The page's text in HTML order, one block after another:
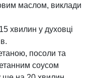
маслом, виклади
хвилин у духовці
посоли та
соусом